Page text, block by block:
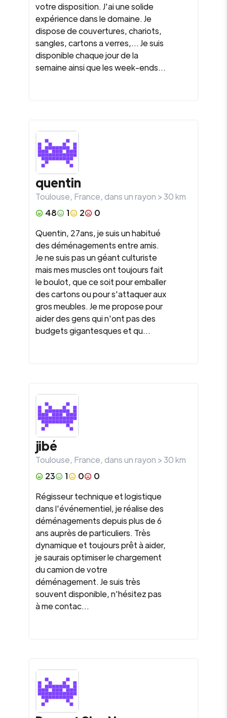
votre disposition. J'ai une solide
expérience dans le domaine. Je
dispose de couvertures, chariots,
sangles, cartons a verres,... Je suis
disponible chaque jour de la
semaine ainsi que les week-ends...
quentin
Toulouse, France, dans un rayon >30km
48
1 2
0
Quentin, 27ans, je suis un habitué
des déménagements entre amis.
Je ne suis pas un géant culturiste
mais mes muscles ont toujours fait
le boulot, que ce soit pour emballer
des cartons ou pour s'attaquer aux
gros meubles. Je me propose pour
aider des gens qui n'ont pas des
budgets gigantesques et qu...
jibé
Toulouse, France, dans un rayon >30km
23
1 0
0
Régisseur technique et logistique
dans l'événementiel, je réalise des
déménagements depuis plus de 6
ans auprès de particuliers. Très
dynamique et toujours prêt à aider,
je saurais optimiser le chargement
du camion de votre
déménagement. Je suis très
souvent disponible, n'hésitez pas
à me contac...